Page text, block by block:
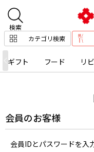
カテゴリ検索
ギフト フード リ
会員のお客様
会員IDとパスワードを入